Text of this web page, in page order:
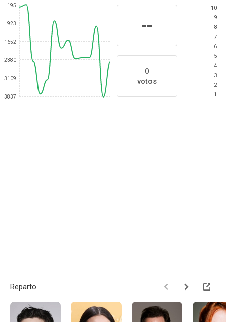
195
923
1652
2380
3109
3837
--
0
votos
10
9
8
7
6
5
4
3
2
1
Reparto